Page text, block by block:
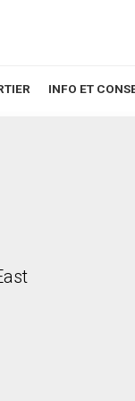
INFO ET